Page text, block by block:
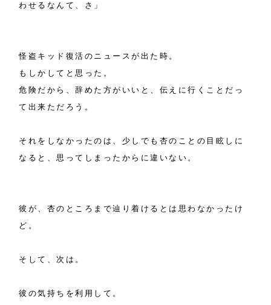
わせるなんて、さ」
怪盗キッド復活のニュースが出た時。
もしかしてと思った。
危険だから、辞めた方がいいと、伝えに行くことだっ
て出来ただろう。
それをしなかったのは、少しでも杏のことの目眩しに
なると、思ってしまったからに違いない。
彼が、杏のところまで辿り着けるとは思わなかったけ
ど。
そして、次は。
彼の気持ちを利用して。